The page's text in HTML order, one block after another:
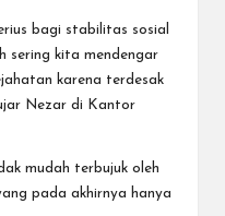
bagi stabilitas sosial
sering kita mendengar
karena terdesak
Nezar di Kantor
mudah terbujuk oleh
pada akhirnya hanya